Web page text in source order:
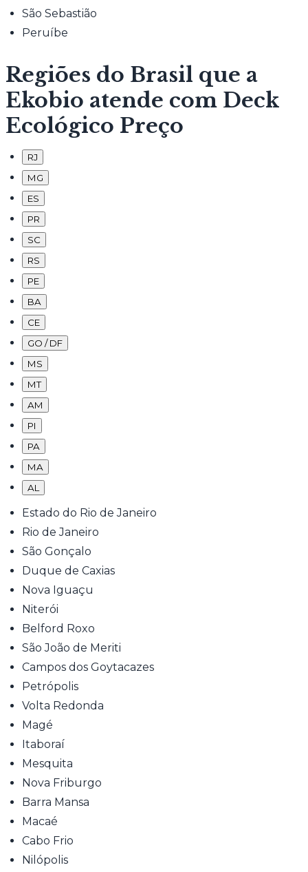
São Sebastião
Peruíbe
Regiões do Brasil que a
Ekobio atende com Deck
Ecológico Preço
RJ
MG
ES
PR
SC
RS
PE
BA
CE
GO / DF
MS
MT
AM
PI
PA
MA
AL
Estado do Rio de Janeiro
Rio de Janeiro
São Gonçalo
Duque de Caxias
Nova Iguaçu
Niterói
Belford Roxo
São João de Meriti
Campos dos Goytacazes
Petrópolis
Volta Redonda
Magé
Itaboraí
Mesquita
Nova Friburgo
Barra Mansa
Macaé
Cabo Frio
Nilópolis